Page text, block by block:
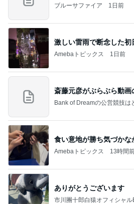
ブルーサファイア 1日前
激しい雷雨で断念した初
Amebaトピックス 1日前
斎藤元彦がぶらぶら動画
Bank of Dreamの公営競技は
食い意地が勝ち気づかな
Amebaトピックス 13時間
ありがとうございます
市川團十郎白猿オフィシャル